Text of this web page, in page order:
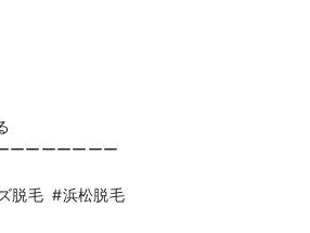
ーーーーーーー
脱毛 #浜松脱毛